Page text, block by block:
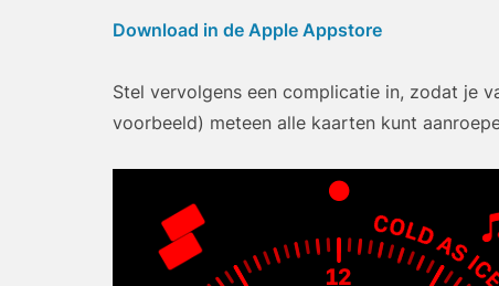
Download in de Apple Appstore
Stel vervolgens een complicatie in, zodat je
voorbeeld) meteen alle kaarten kunt